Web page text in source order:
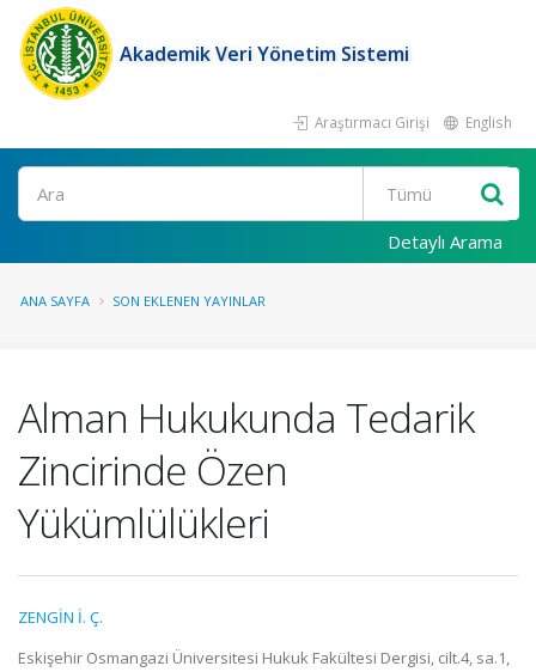
Akademik Veri Yönetim Sistemi
Araştırmacı Girişi English
Ara
Detaylı Arama
ANA SAYFA SON EKLENEN YAYINLAR
Alman Hukukunda Tedarik
Zincirinde Özen
Yükümlülükleri
ZENGİN İ. Ç.
Eskişehir Osmangazi Üniversitesi Hukuk Fakültesi Dergisi, cilt.4, sa.1,